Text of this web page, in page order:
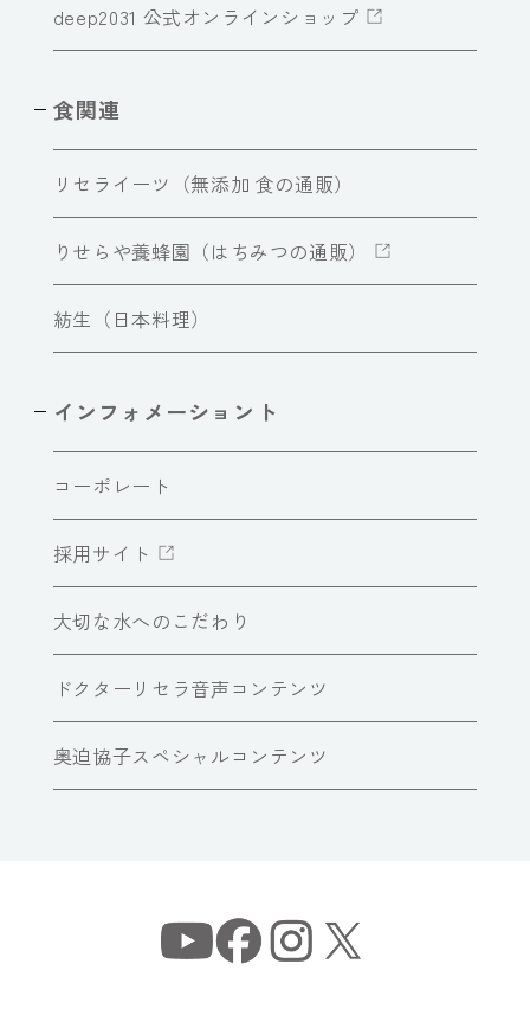
deep2031 公式オンラインショップ
食関連
リセライーツ（無添加 食の通販）
りせらや養蜂園（はちみつの通販）
紡生（日本料理）
インフォメーショント
コーポレート
採用サイト
大切な水へのこだわり
ドクターリセラ音声コンテンツ
奥迫協子スペシャルコンテンツ